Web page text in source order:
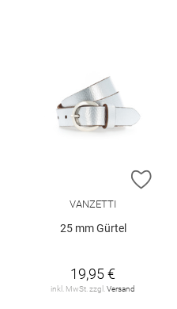
ZUR
VANZETTI
25 mm Gürtel
19,95 €
inkl. MwSt. zzgl. Versand